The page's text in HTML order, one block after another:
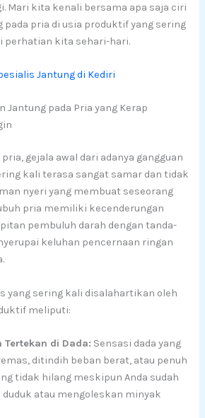
Mari kita kenali bersama apa saja ciri
pria di usia produktif yang sering
perhatian kita sehari-hari.
Jantung di Kediri
Jantung pada Pria yang Kerap
gejala awal dari adanya gangguan
kali terasa sangat samar dan tidak
nyeri yang membuat seseorang
pria memiliki kecenderungan
pembuluh darah dengan tanda-
keluhan pencernaan ringan
yang sering kali disalahartikan oleh
meliputi:
Tertekan di Dada: Sensasi dada yang
ditindih beban berat, atau penuh
tidak hilang meskipun Anda sudah
atau mengoleskan minyak